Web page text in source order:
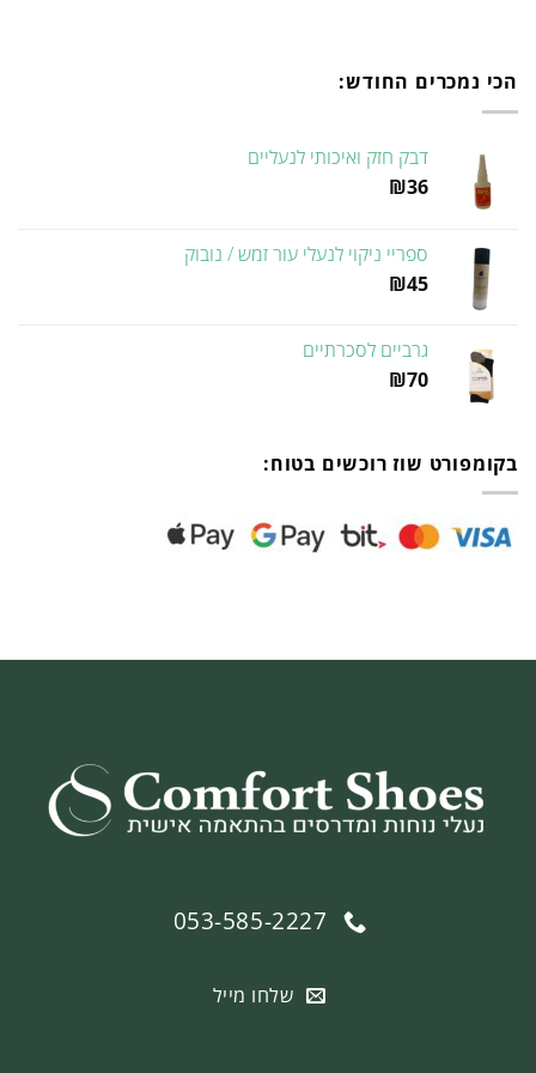
הכי נמכרים החודש:
דבק חזק ואיכותי לנעליים
₪36
ספריי ניקוי לנעלי עור זמש / נובוק
₪45
גרביים לסכרתיים
₪70
בקומפורט שוז רוכשים בטוח:
053-585-2227
שלחו מייל